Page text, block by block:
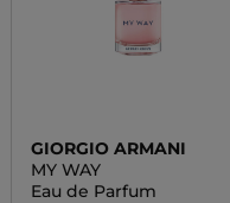
GIORGIO ARMANI
MY WAY
Eau de Parfum